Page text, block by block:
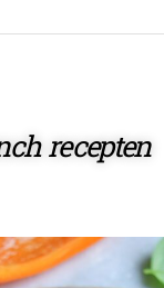
recepten